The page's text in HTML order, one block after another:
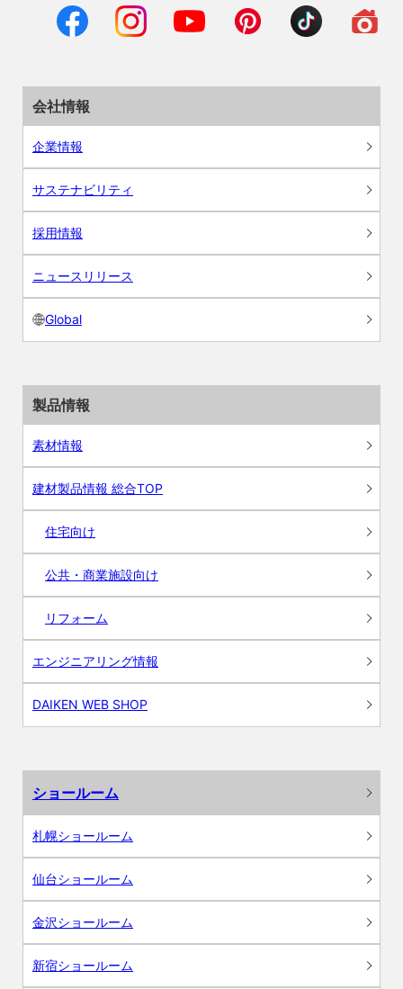
会社情報
企業情報
サステナビリティ
採用情報
ニュースリリース
Global
製品情報
素材情報
建材製品情報 総合TOP
住宅向け
公共・商業施設向け
リフォーム
エンジニアリング情報
DAIKEN WEB SHOP
ショールーム
札幌ショールーム
仙台ショールーム
金沢ショールーム
新宿ショールーム